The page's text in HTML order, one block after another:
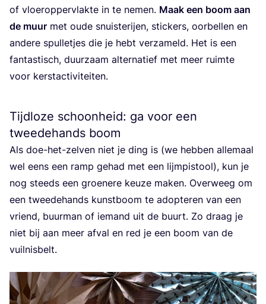
of vloer­op­per­vlak­te in te nemen. Maak een boom aan
de muur met oude snuis­te­rij­en, stic­kers, oor­bel­len en
ande­re spul­le­tjes die je hebt ver­za­meld. Het is een
fan­tas­tisch, duur­zaam alter­na­tief met meer ruim­te
voor kerstactiviteiten.
Tijdloze schoonheid: ga voor een
tweedehands boom
Als doe-het-zel­ven niet je ding is (we heb­ben alle­maal
wel eens een ramp gehad met een lijm­pi­stool), kun je
nog steeds een groe­ne­re keu­ze maken. Over­weeg om
een twee­de­hands kunst­boom te adop­te­ren van een
vriend, buur­man of iemand uit de buurt. Zo draag je
niet bij aan meer afval en red je een boom van de
vuilnisbelt.